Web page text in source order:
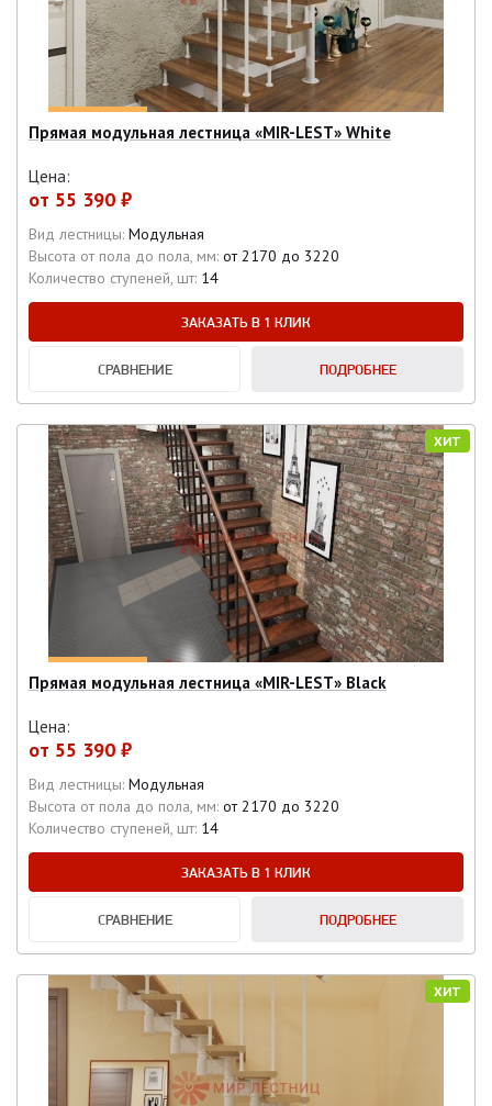
Прямая модульная лестница «MIR-LEST» White
Цена:
от 55 390 ₽
Вид лестницы: Модульная
Высота от пола до пола, мм: от 2170 до 3220
Количество ступеней, шт: 14
ЗАКАЗАТЬ В 1 КЛИК
СРАВНЕНИЕ ПОДРОБНЕЕ
ХИТ
Прямая модульная лестница «MIR-LEST» Black
Цена:
от 55 390 ₽
Вид лестницы: Модульная
Высота от пола до пола, мм: от 2170 до 3220
Количество ступеней, шт: 14
ЗАКАЗАТЬ В 1 КЛИК
СРАВНЕНИЕ ПОДРОБНЕЕ
ХИТ